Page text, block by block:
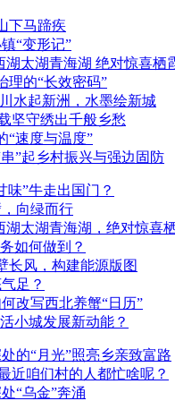
下马蹄疾
“变形记”
湖太湖青海湖 绝对惊喜栖
理的“长效密码”
水起新洲，水墨绘新城
坚守绣出千般乡愁
“速度与温度”
”起乡村振兴与强边固防
味”牛走出国门？
向绿而行
湖太湖青海湖，绝对惊喜
如何做到？
长风，构建能源版图
足？
改写西北养蟹“日历”
小城发展新动能？
的“月光”照亮乡亲致富路
近咱们村的人都忙啥呢？
“乌金”奔涌